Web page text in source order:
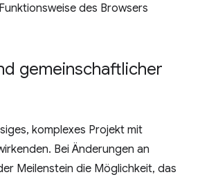
des Browsers
gemeinschaftlicher
komplexes Projekt mit
Bei Änderungen an
Meilenstein die Möglichkeit, das